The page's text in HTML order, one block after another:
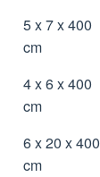
5 x 7 x 400
cm
4 x 6 x 400
cm
6 x 20 x 400
cm